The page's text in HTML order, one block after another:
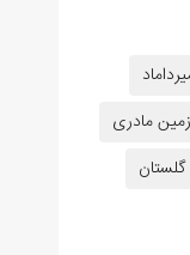
مادری
گلستان